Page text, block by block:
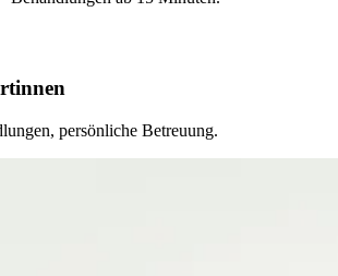
persönliche Betreuung.